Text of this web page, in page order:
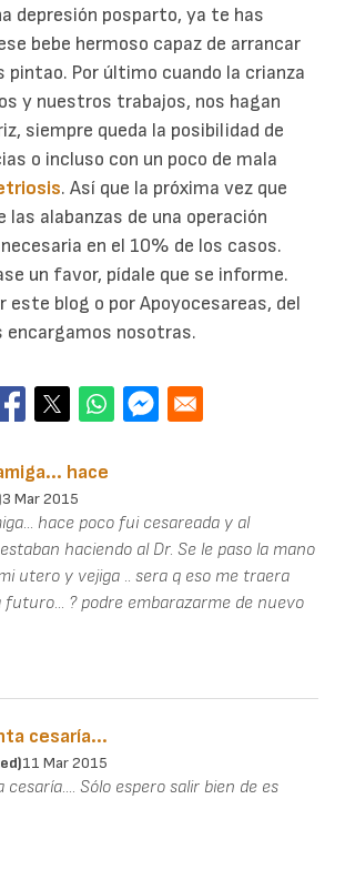
depresión posparto, ya te has
bebe hermoso capaz de arrancar
pintao. Por último cuando la crianza
y nuestros trabajos, nos hagan
siempre queda la posibilidad de
o incluso con un poco de mala
. Así que la próxima vez que
las alabanzas de una operación
en el 10% de los casos.
un favor, pídale que se informe.
este blog o por Apoyocesareas, del
encargamos nosotras.
hace
3 Mar 2015
hace poco fui cesareada y al
haciendo al Dr. Se le paso la mano
utero y vejiga .. sera q eso me traera
futuro... ? podre embarazarme de nuevo
cesaría...
11 Mar 2015
cesaría.... Sólo espero salir bien de es